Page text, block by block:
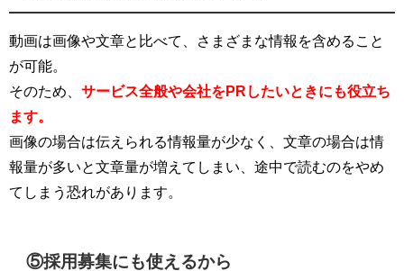
動画は画像や文章と比べて、さまざまな情報を含めること
が可能。
そのため、 サービス全般や会社をPRしたいときにも役立ち
ます。
画像の場合は伝えられる情報量が少なく、文章の場合は情
報量が多いと文章量が増えてしまい、途中で読むのをやめ
てしまう恐れがあります。
⑤採用募集にも使えるから